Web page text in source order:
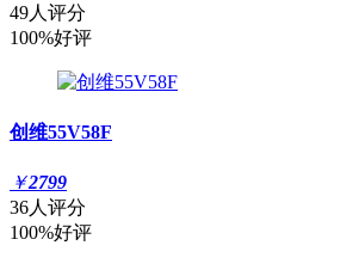
49人评分
100%好评
创维55V58F
￥2799
36人评分
100%好评